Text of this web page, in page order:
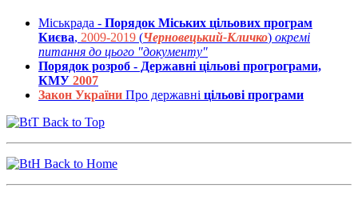
Міськрада - Порядок Міських цільових програм
Києва, 2009-2019 (Черновецький-Кличко) окремі
питання до цього "документу"
Порядок розроб - Державні цільові прогрограми,
КМУ 2007
Закон України Про державні цільові програми
Back to Top
Back to Home